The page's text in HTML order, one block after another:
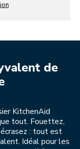
de
KitchenAid
tout. Fouettez,
: tout est
Idéal pour les